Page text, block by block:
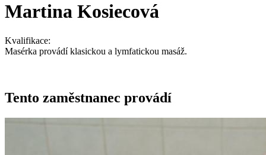
Martina Kosiecová
Kvalifikace:
Masérka provádí klasickou a lymfatickou masáž.
Tento zaměstnanec provádí